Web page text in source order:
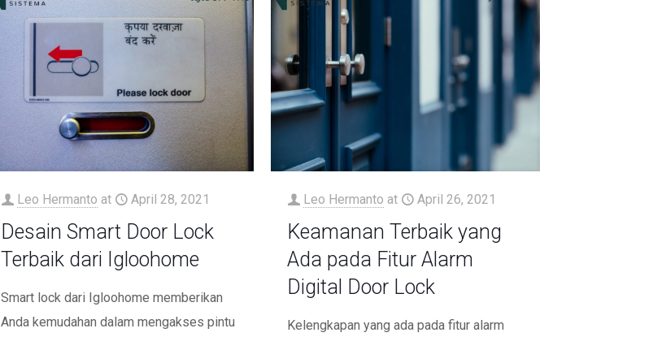
Leo Hermanto at April 28, 2021
Desain Smart Door Lock
Terbaik dari Igloohome
Smart lock dari Igloohome memberikan
Anda kemudahan dalam mengakses pintu
Leo Hermanto at April 26, 2021
Keamanan Terbaik yang
Ada pada Fitur Alarm
Digital Door Lock
Kelengkapan yang ada pada fitur alarm